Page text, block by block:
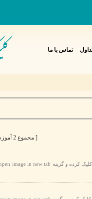
تماس با ما
[ مجموع 2 آموزش ]